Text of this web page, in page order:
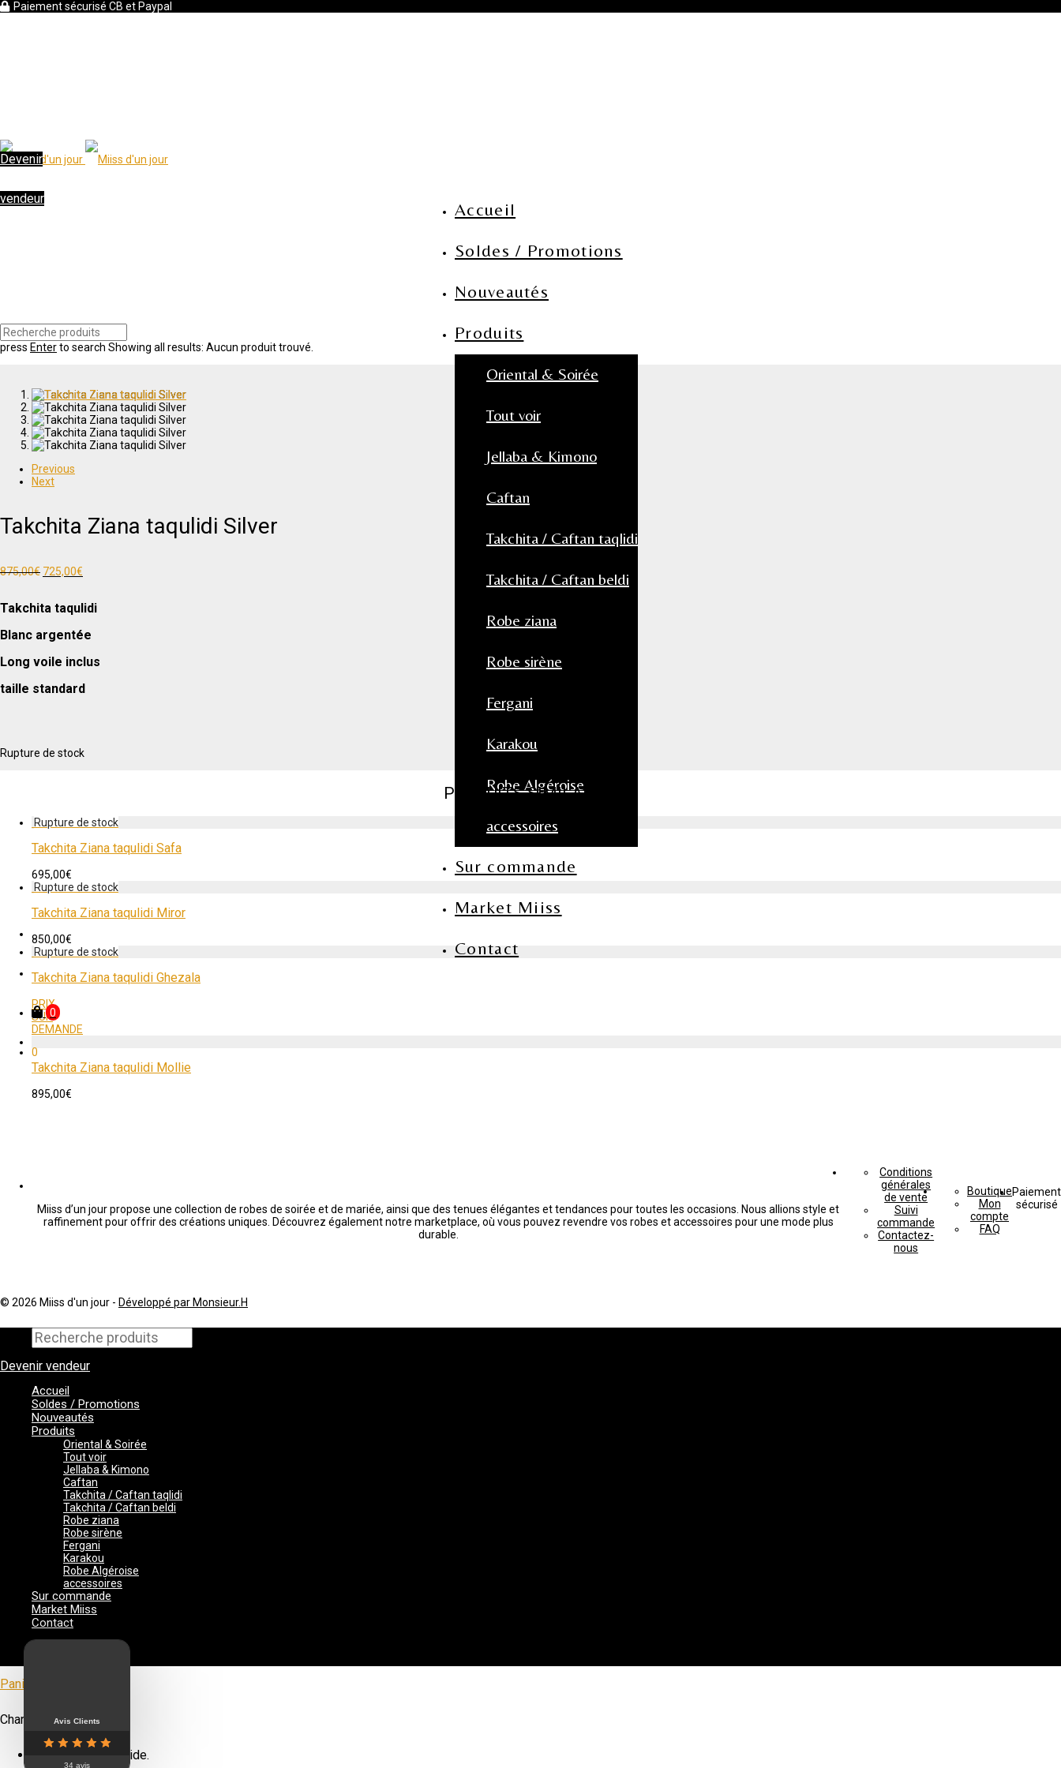
Paiement sécurisé CB et Paypal
Devenir
vendeur
Accueil
Soldes / Promotions
Nouveautés
Produits
Oriental & Soirée
Tout voir
Jellaba & Kimono
Caftan
Takchita / Caftan taqlidi
Takchita / Caftan beldi
Robe ziana
Robe sirène
Fergani
Karakou
Robe Algéroise
accessoires
Sur commande
Market Miiss
Contact
0
0
press Enterto search Showing all results: Aucun produit trouvé.
Previous
Next
Takchita Ziana taqulidi Silver
875,00€ Le
était :
725,00€
est :
Takchita taqulidi
Blanc argentée
Long voile inclus
taille standard
Rupture de stock
PRODUITS SIMILAIRES
Takchita Ziana taqulidi Safa
695,00€
Takchita Ziana taqulidi Miror
850,00€
Takchita Ziana taqulidi Ghezala
PRIX
SUR
DEMANDE
Takchita Ziana taqulidi Mollie
895,00€
Miiss d’un jour propose une collection de robes de soirée et de mariée, ainsi que des tenues élégantes et tendances pour toutes les occasions. Nous allions style et
raffinement pour offrir des créations uniques. Découvrez également notre marketplace, où vous pouvez revendre vos robes et accessoires pour une mode plus
durable.
Conditions
générales
de vente
Suivi
commande
Contactez-
nous
Boutique
Mon
compte
FAQ
Paiement
sécurisé
© 2026 Miiss d'un jour - Développé par Monsieur.H
Devenir vendeur
Accueil
Soldes / Promotions
Nouveautés
Produits
Oriental & Soirée
Tout voir
Jellaba & Kimono
Caftan
Takchita / Caftan taqlidi
Takchita / Caftan beldi
Robe ziana
Robe sirène
Fergani
Karakou
Robe Algéroise
accessoires
Sur commande
Market Miiss
Contact
Panier
Chargement…
Votre panier est vide.
Avis Clients
34 avis